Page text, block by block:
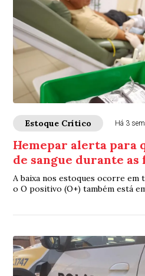
Estoque Crítico Há 3
Hemepar alerta para
de sangue durante
A baixa nos estoques ocorre em
o O positivo (O+) também está